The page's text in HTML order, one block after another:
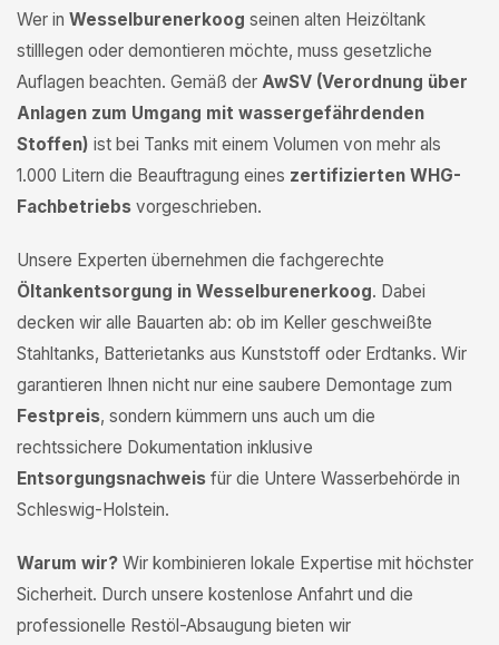
Wer in Wesselburenerkoog seinen alten Heizöltank
stilllegen oder demontieren möchte, muss gesetzliche
Auflagen beachten. Gemäß der AwSV (Verordnung über
Anlagen zum Umgang mit wassergefährdenden
Stoffen) ist bei Tanks mit einem Volumen von mehr als
1.000 Litern die Beauftragung eines zertifizierten WHG-
Fachbetriebs vorgeschrieben.
Unsere Experten übernehmen die fachgerechte
Öltankentsorgung in Wesselburenerkoog. Dabei
decken wir alle Bauarten ab: ob im Keller geschweißte
Stahltanks, Batterietanks aus Kunststoff oder Erdtanks. Wir
garantieren Ihnen nicht nur eine saubere Demontage zum
Festpreis, sondern kümmern uns auch um die
rechtssichere Dokumentation inklusive
Entsorgungsnachweis für die Untere Wasserbehörde in
Schleswig-Holstein.
Warum wir? Wir kombinieren lokale Expertise mit höchster
Sicherheit. Durch unsere kostenlose Anfahrt und die
professionelle Restöl-Absaugung bieten wir